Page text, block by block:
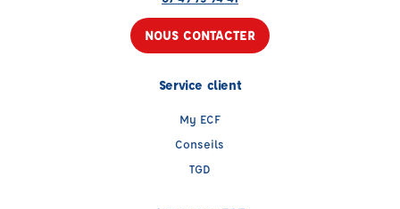
NOUS CONTACTER
Service client
My ECF
Conseils
TGD